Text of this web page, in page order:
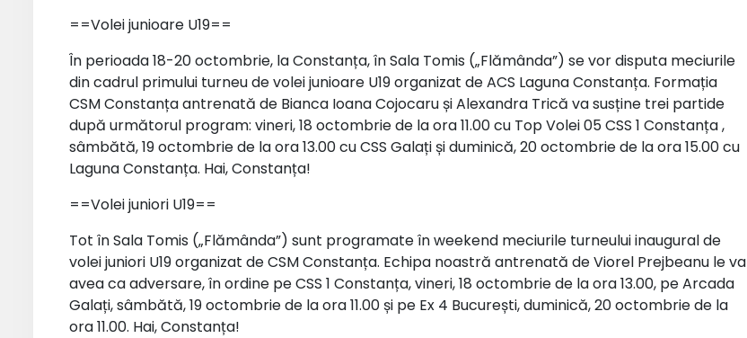
==Volei junioare U19==
În perioada 18-20 octombrie, la Constanța, în Sala Tomis („Flămânda”) se vor disputa meciurile
din cadrul primului turneu de volei junioare U19 organizat de ACS Laguna Constanța. Formația
CSM Constanța antrenată de Bianca Ioana Cojocaru și Alexandra Trică va susține trei partide
după următorul program: vineri, 18 octombrie de la ora 11.00 cu Top Volei 05 CSS 1 Constanța ,
sâmbătă, 19 octombrie de la ora 13.00 cu CSS Galați și duminică, 20 octombrie de la ora 15.00 cu
Laguna Constanța. Hai, Constanța!
==Volei juniori U19==
Tot în Sala Tomis („Flămânda”) sunt programate în weekend meciurile turneului inaugural de
volei juniori U19 organizat de CSM Constanța. Echipa noastră antrenată de Viorel Prejbeanu le va
avea ca adversare, în ordine pe CSS 1 Constanța, vineri, 18 octombrie de la ora 13.00, pe Arcada
Galați, sâmbătă, 19 octombrie de la ora 11.00 și pe Ex 4 București, duminică, 20 octombrie de la
ora 11.00. Hai, Constanța!